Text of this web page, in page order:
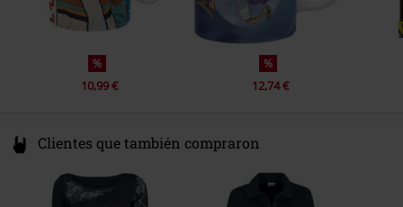
%
10,99 €
%
12,74 €
Clientes que también compraron